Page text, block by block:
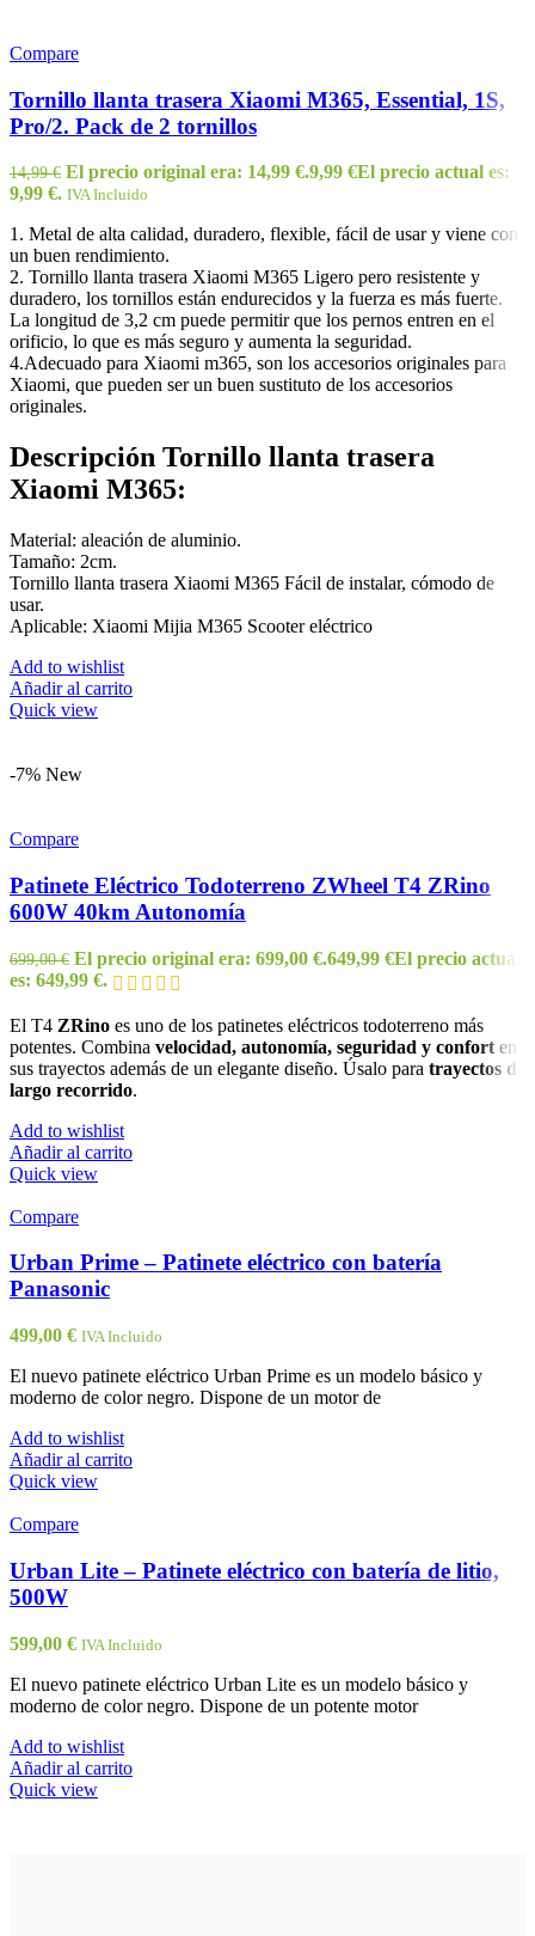
Compare
Tornillo llanta trasera Xiaomi M365, Essential, 1S,
Pro/2. Pack de 2 tornillos
14,99€ El precio original era: 14,99 €.9,99 €El precio actual es:
9,99 €. IVA Incluido
1. Metal de alta calidad, duradero, flexible, fácil de usar y viene con
un buen rendimiento.
2. Tornillo llanta trasera Xiaomi M365 Ligero pero resistente y
duradero, los tornillos están endurecidos y la fuerza es más fuerte.
La longitud de 3,2 cm puede permitir que los pernos entren en el
orificio, lo que es más seguro y aumenta la seguridad.
4.Adecuado para Xiaomi m365, son los accesorios originales para
Xiaomi, que pueden ser un buen sustituto de los accesorios
originales.
Descripción Tornillo llanta trasera
Xiaomi M365:
Material: aleación de aluminio.
Tamaño: 2cm.
Tornillo llanta trasera Xiaomi M365 Fácil de instalar, cómodo de
usar.
Aplicable: Xiaomi Mijia M365 Scooter eléctrico
Add to wishlist
Añadir al carrito
Quick view
-7% New
Compare
Patinete Eléctrico Todoterreno ZWheel T4 ZRino
600W 40km Autonomía
699,00€ El precio original era: 699,00 €.649,99 €El precio actual
es: 649,99 €.
El T4 ZRino es uno de los patinetes eléctricos todoterreno más
potentes. Combina velocidad, autonomía, seguridad y confort en
sus trayectos además de un elegante diseño. Úsalo para trayectos de
largo recorrido.
Add to wishlist
Añadir al carrito
Quick view
Compare
Urban Prime – Patinete eléctrico con batería
Panasonic
499,00 € IVA Incluido
El nuevo patinete eléctrico Urban Prime es un modelo básico y
moderno de color negro. Dispone de un motor de
Add to wishlist
Añadir al carrito
Quick view
Compare
Urban Lite – Patinete eléctrico con batería de litio,
500W
599,00 € IVA Incluido
El nuevo patinete eléctrico Urban Lite es un modelo básico y
moderno de color negro. Dispone de un potente motor
Add to wishlist
Añadir al carrito
Quick view